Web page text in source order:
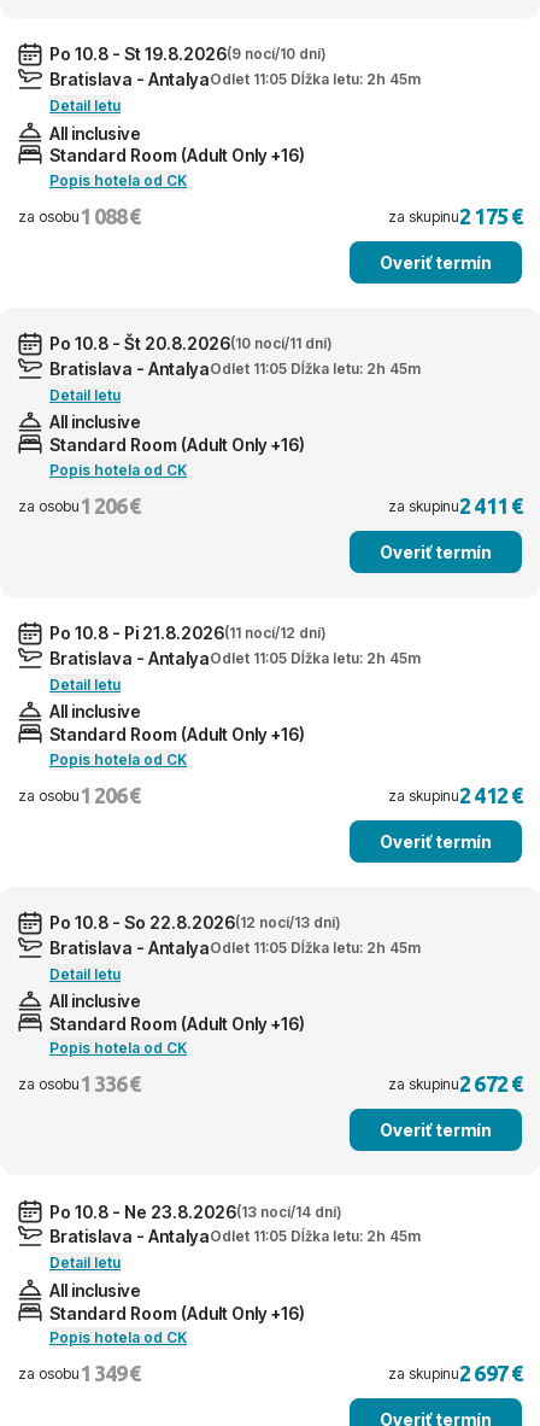
Po 10.8 - St 19.8.2026(9 nocí/10 dní)
Bratislava - AntalyaOdlet 11:05 Dĺžka letu: 2h 45m
Detail letu
All inclusive
Standard Room (Adult Only +16)
Popis hotela od CK
za osobu 1 088 € za skupinu2 175 €
Overiť termín
Po 10.8 - Št 20.8.2026(10 nocí/11 dní)
Bratislava - AntalyaOdlet 11:05 Dĺžka letu: 2h 45m
Detail letu
All inclusive
Standard Room (Adult Only +16)
Popis hotela od CK
za osobu 1 206 € za skupinu2 411 €
Overiť termín
Po 10.8 - Pi 21.8.2026(11 nocí/12 dní)
Bratislava - AntalyaOdlet 11:05 Dĺžka letu: 2h 45m
Detail letu
All inclusive
Standard Room (Adult Only +16)
Popis hotela od CK
za osobu 1 206 € za skupinu2 412 €
Overiť termín
Po 10.8 - So 22.8.2026(12 nocí/13 dní)
Bratislava - AntalyaOdlet 11:05 Dĺžka letu: 2h 45m
Detail letu
All inclusive
Standard Room (Adult Only +16)
Popis hotela od CK
za osobu 1 336 € za skupinu2 672 €
Overiť termín
Po 10.8 - Ne 23.8.2026(13 nocí/14 dní)
Bratislava - AntalyaOdlet 11:05 Dĺžka letu: 2h 45m
Detail letu
All inclusive
Standard Room (Adult Only +16)
Popis hotela od CK
za osobu 1 349 € za skupinu2 697 €
Overiť termín